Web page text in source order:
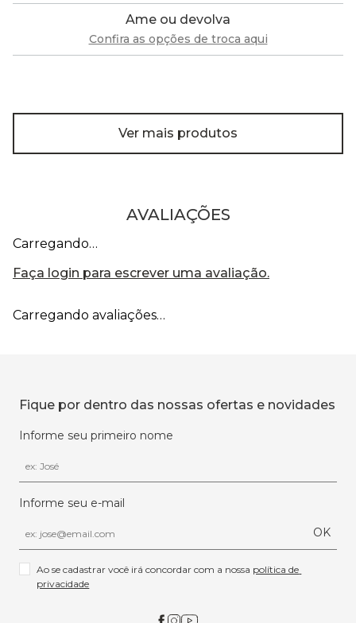
Ame ou devolva
Confira as opções de troca aqui
Ver mais produtos
AVALIAÇÕES
Carregando…
Faça login para escrever uma avaliação.
Carregando avaliações…
Fique por dentro das nossas ofertas e novidades
Informe seu primeiro nome
Informe seu e-mail
OK
Ao se cadastrar você irá concordar com a nossa política de
privacidade